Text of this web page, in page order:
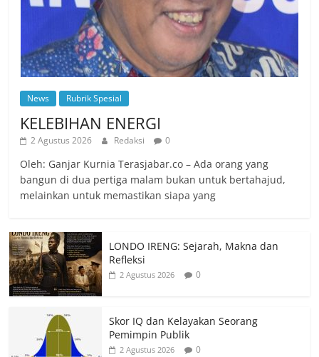
News Rubrik Spesial
KELEBIHAN ENERGI
2 Agustus 2026 Redaksi 0
Oleh: Ganjar Kurnia Terasjabar.co – Ada orang yang
bangun di dua pertiga malam bukan untuk bertahajud,
melainkan untuk memastikan siapa yang
LONDO IRENG: Sejarah, Makna dan
Refleksi
2 Agustus 2026 0
Skor IQ dan Kelayakan Seorang
Pemimpin Publik
2 Agustus 2026 0